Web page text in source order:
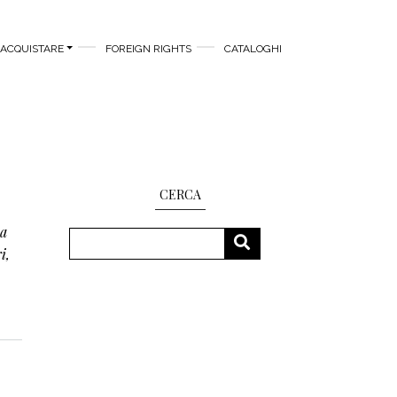
FOREIGN RIGHTS CATALOGHI
CERCA
CERCA